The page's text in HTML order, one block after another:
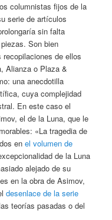
columnistas fijos de la
serie de artículos
sin falta
Son bien
de ellos
Alianza o Plaza &
una anecdotilla
cuya complejidad
En este caso el
el de la Luna, que le
«La tragedia de
enel volumen de
de la Luna
alejado de su
en la obra de Asimov,
desenlace de la serie
teorías pasadas o del